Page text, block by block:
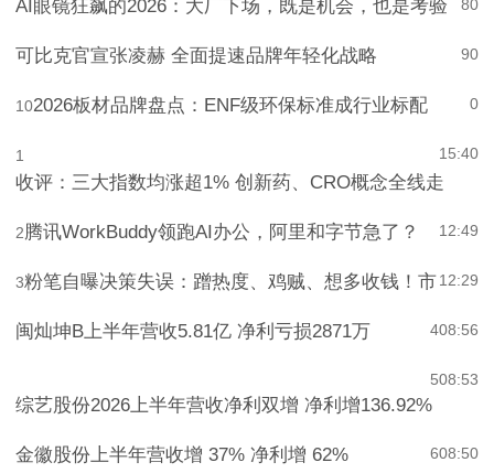
0
8
AI眼镜狂飙的2026：大厂下场，既是机会，也是考验
0
9
可比克官宣张凌赫 全面提速品牌年轻化战略
0
102026板材品牌盘点：ENF级环保标准成行业标配
15:40
1
收评：三大指数均涨超1% 创新药、CRO概念全线走
12:49
2腾讯WorkBuddy领跑AI办公，阿里和字节急了？
12:29
3粉笔自曝决策失误：蹭热度、鸡贼、想多收钱！市
08:56
4
闽灿坤B上半年营收5.81亿 净利亏损2871万
08:53
5
综艺股份2026上半年营收净利双增 净利增136.92%
08:50
6
金徽股份上半年营收增 37% 净利增 62%